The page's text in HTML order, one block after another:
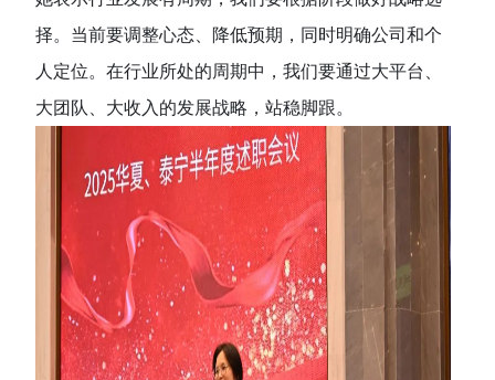
择。当前要调整心态、降低预期，同时明确公司和个
人定位。在行业所处的周期中，我们要通过大平台、
大团队、大收入的发展战略，站稳脚跟。